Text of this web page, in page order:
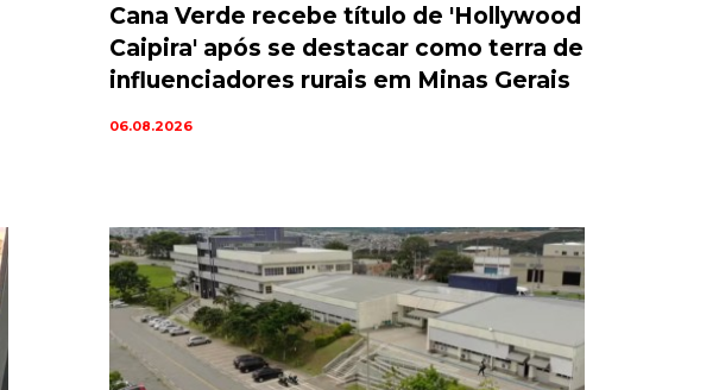
Cana Verde recebe título de 'Hollywood
Caipira' após se destacar como terra de
influenciadores rurais em Minas Gerais
06.08.2026